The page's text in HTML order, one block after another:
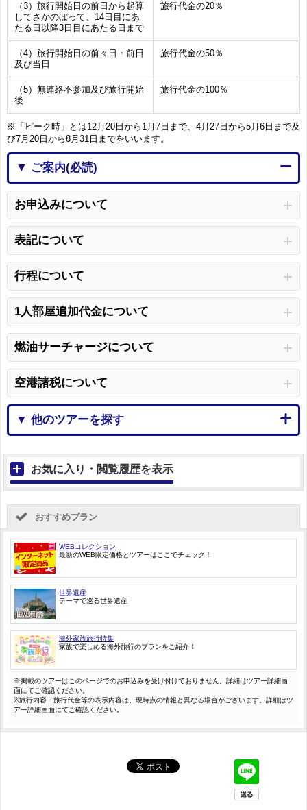
（3）旅行開始日の前日から起算
してさかのぼって、14日目にあ
たる日以降3日目にあたる日まで
旅行代金の20％
（4）旅行開始日の前々日・前日
及び当日
旅行代金の50％
（5）無連絡不参加及び旅行開始
後
旅行代金の100％
※「ピーク時」とは12月20日から1月7日まで、4月27日から5月6日まで及
び7月20日から8月31日までをいいます。
▼ ご案内(必読)
お申込みについて
表記について
行程について
1人部屋追加代金について
燃油サーチャージについて
空港諸税について
▼ 他のツアーを探す
お気に入り・閲覧履歴を表示
おすすめプラン
WEBコレクション
最新のWEB限定価格とツアーはここでチェック！
世界遺産
テーマで巡る世界遺産
海外家族旅行特集
家族で楽しめる海外旅行のプランをご紹介！
※掲載のツアーはこのページでのお申込みを受け付けておりません。詳細はツアー詳細画
面にてご確認ください。
※旅行内容・旅行代金等の表示内容は、現時点の情報と異なる場合がございます。詳細はツ
アー詳細画面にてご確認ください。